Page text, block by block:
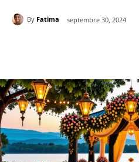
By Fatima septembre 30, 2024